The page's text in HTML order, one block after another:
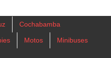
Cochabamba
Motos Minibuses